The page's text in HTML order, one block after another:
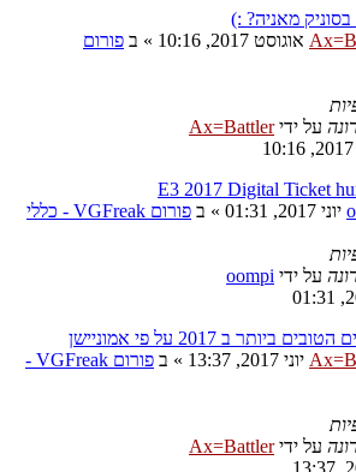
מאניה? :)
» ב פורום
על ידיAx=Battler
E3 2017 Digital Ticket
» ב פורום VGFreak - כללי
על ידי oompi
ב 2017 על פי אמוניישן
» ב
פורום VGFreak -
על ידיAx=Battler